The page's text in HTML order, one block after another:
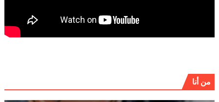
من أنا